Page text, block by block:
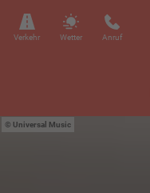
Verkehr Wetter Anruf
Universal Music